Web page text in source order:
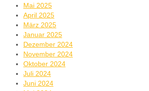
Mai 2025
April 2025
März 2025
Januar 2025
Dezember 2024
November 2024
Oktober 2024
Juli 2024
Juni 2024